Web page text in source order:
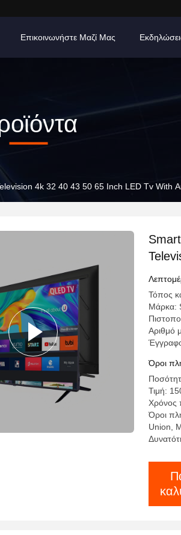
Επικοινωνήστε Μαζί Μας
4k 32 40 43 50 65 Inch LED Tv With
LED
45
Τόπος
Μάρκα:
Αριθμό
Όροι
Τιμή:
Χρόνος
Όροι
Union,